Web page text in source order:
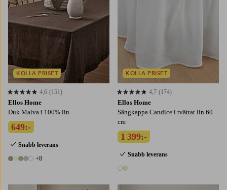
Ellos Home
Duk Malva i 100% lin
649:-
Snabb leverans
13 färger
+8
4,6 baserat på 151 st betyg
4,6 (151)
KOLLA PRISET
Ellos Home
Sängkappa Candice i tvättat lin 60
cm
1 399:-
Snabb leverans
2 färger
4,7 baserat på 174 st betyg
4,7 (174)
KOLLA PRISET